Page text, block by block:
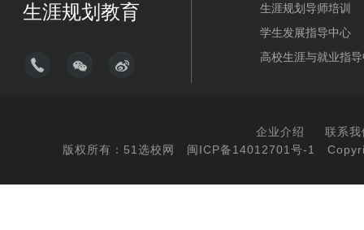
生涯规划教育
生涯规划导师培训
学生发展指导中心
高校生涯与就业指
企业介绍
联系我
版权所有：51选校网
闽ICP备14012701号-1